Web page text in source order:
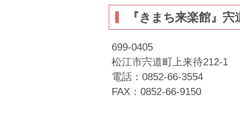
『きまち来楽館』
699-0405
松江市宍道町上来待212-1
電話：0852-66-3554
FAX：0852-66-9150